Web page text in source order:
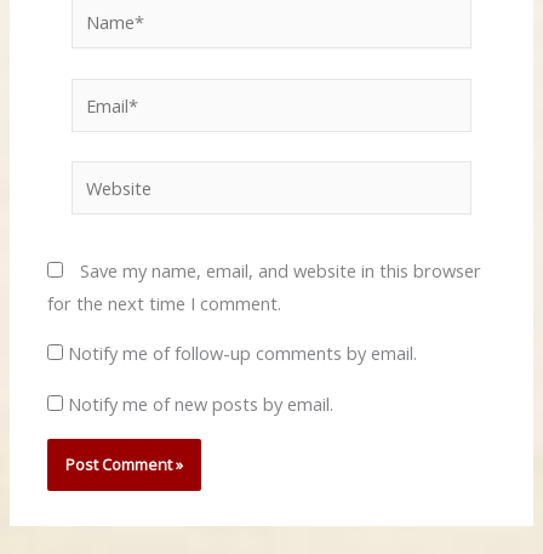
Website
Save my name, email, and website in this browser
for the next time I comment.
Notify me of follow-up comments by email.
Notify me of new posts by email.